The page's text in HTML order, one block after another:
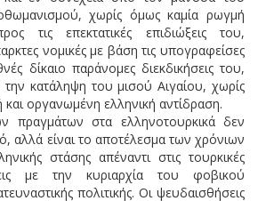
χωρίς όμως καμία ρωγμή
τις επεκτατικές επιδιώξεις του,
νομικές με βάση τις υπογραφείσες
δίκαιο παράνομες διεκδικήσεις του,
κατάληψη του μισού Αιγαίου, χωρίς
και οργανωμένη ελληνική αντίδραση.
πραγμάτων στα ελληνοτουρκικά δεν
αλλά είναι το αποτέλεσμα των χρόνιων
στάσης απέναντι στις τουρκικές
με την κυριαρχία του φοβικού
πολιτικής. Οι ψευδαισθήσεις